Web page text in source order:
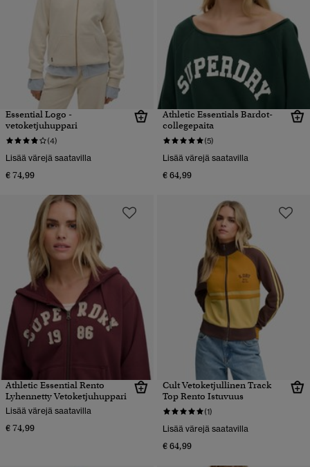
Essential Logo -
vetoketjuhuppari
(4)
Lisää värejä saatavilla
€ 74,99
Athletic Essentials Bardot-
collegepaita
(5)
Lisää värejä saatavilla
€ 64,99
Athletic Essential Rento
Lyhennetty Vetoketjuhuppari
Lisää värejä saatavilla
€ 74,99
Cult Vetoketjullinen Track
Top Rento Istuvuus
(1)
Lisää värejä saatavilla
€ 64,99